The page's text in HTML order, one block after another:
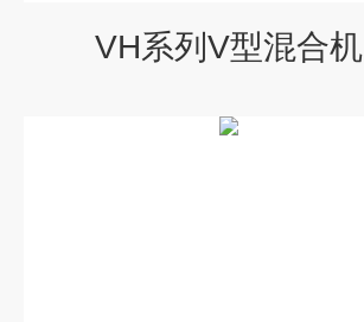
VH系列V型混合机